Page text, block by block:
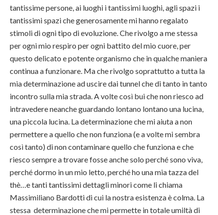
tantissime persone, ai luoghi i tantissimi luoghi, agli spazi i
tantissimi spazi che generosamente mi hanno regalato
stimoli di ogni tipo di evoluzione. Che rivolgo a me stessa
per ogni mio respiro per ogni battito del mio cuore, per
questo delicato e potente organismo che in qualche maniera
continua a funzionare. Ma che rivolgo soprattutto a tutta la
mia determinazione ad uscire dai tunnel che di tanto in tanto
incontro sulla mia strada. A volte così bui che non riesco ad
intravedere neanche guardando lontano lontano una lucina,
una piccola lucina. La determinazione che mi aiuta a non
permettere a quello che non funziona (e a volte mi sembra
così tanto) di non contaminare quello che funziona e che
riesco sempre a trovare fosse anche solo perché sono viva,
perché dormo in un mio letto, perché ho una mia tazza del
thè…e tanti tantissimi dettagli minori come li chiama
Massimiliano Bardotti di cui la nostra esistenza è colma. La
stessa determinazione che mi permette in totale umiltà di